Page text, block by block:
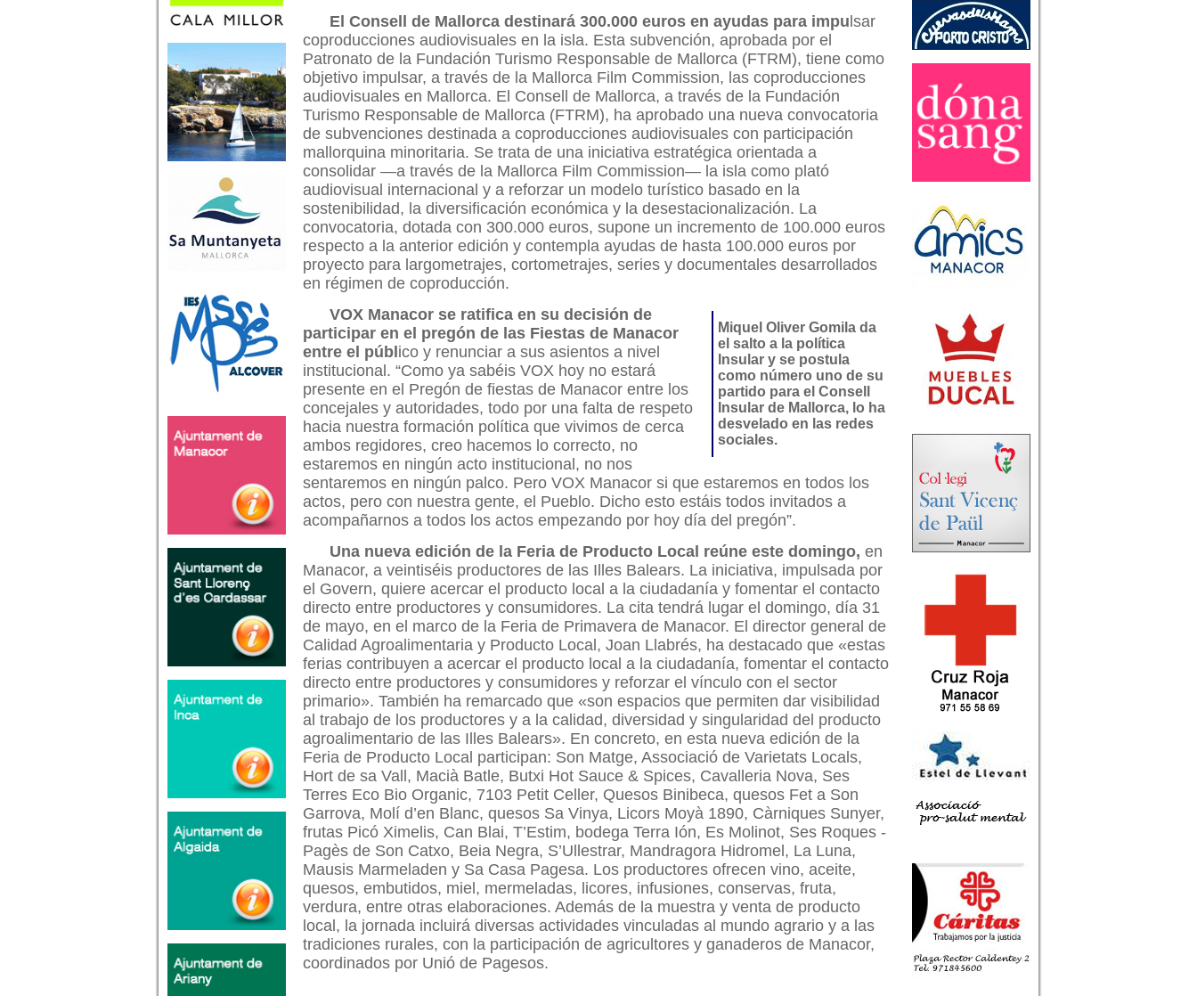
El Consell de Mallorca destinará 300.000 euros en ayudas para impu lsar
coproducciones audiovisuales en la isla. Esta subvención, aprobada por el
Patronato de la Fundación Turismo Responsable de Mallorca (FTRM), tiene como
objetivo impulsar, a través de la Mallorca Film Commission, las coproducciones
audiovisuales en Mallorca. El Consell de Mallorca, a través de la Fundación
Turismo Responsable de Mallorca (FTRM), ha aprobado una nueva convocatoria
de subvenciones destinada a coproducciones audiovisuales con participación
mallorquina minoritaria. Se trata de una iniciativa estratégica orientada a
consolidar —a través de la Mallorca Film Commission— la isla como plató
audiovisual internacional y a reforzar un modelo turístico basado en la
sostenibilidad, la diversificación económica y la desestacionalización. La
convocatoria, dotada con 300.000 euros, supone un incremento de 100.000 euros
respecto a la anterior edición y contempla ayudas de hasta 100.000 euros por
proyecto para largometrajes, cortometrajes, series y documentales desarrollados
en régimen de coproducción.
Miquel Oliver Gomila da
el salto a la política
Insular y se postula
como número uno de su
partido para el Consell
Insular de Mallorca, lo ha
desvelado en las redes
sociales.
VOX Manacor se ratifica en su decisión de
participar en el pregón de las Fiestas de Manacor
entre el públ ico y renunciar a sus asientos a nivel
institucional. “Como ya sabéis VOX hoy no estará
presente en el Pregón de fiestas de Manacor entre los
concejales y autoridades, todo por una falta de respeto
hacia nuestra formación política que vivimos de cerca
ambos regidores, creo hacemos lo correcto, no
estaremos en ningún acto institucional, no nos
sentaremos en ningún palco. Pero VOX Manacor si que estaremos en todos los
actos, pero con nuestra gente, el Pueblo. Dicho esto estáis todos invitados a
acompañarnos a todos los actos empezando por hoy día del pregón”.
Una nueva edición de la Feria de Producto Local reúne este domingo, en
Manacor, a veintiséis productores de las Illes Balears. La iniciativa, impulsada por
el Govern, quiere acercar el producto local a la ciudadanía y fomentar el contacto
directo entre productores y consumidores. La cita tendrá lugar el domingo, día 31
de mayo, en el marco de la Feria de Primavera de Manacor. El director general de
Calidad Agroalimentaria y Producto Local, Joan Llabrés, ha destacado que «estas
ferias contribuyen a acercar el producto local a la ciudadanía, fomentar el contacto
directo entre productores y consumidores y reforzar el vínculo con el sector
primario». También ha remarcado que «son espacios que permiten dar visibilidad
al trabajo de los productores y a la calidad, diversidad y singularidad del producto
agroalimentario de las Illes Balears». En concreto, en esta nueva edición de la
Feria de Producto Local participan: Son Matge, Associació de Varietats Locals,
Hort de sa Vall, Macià Batle, Butxi Hot Sauce & Spices, Cavalleria Nova, Ses
Terres Eco Bio Organic, 7103 Petit Celler, Quesos Binibeca, quesos Fet a Son
Garrova, Molí d’en Blanc, quesos Sa Vinya, Licors Moyà 1890, Càrniques Sunyer,
frutas Picó Ximelis, Can Blai, T’Estim, bodega Terra Ión, Es Molinot, Ses Roques -
Pagès de Son Catxo, Beia Negra, S’Ullestrar, Mandragora Hidromel, La Luna,
Mausis Marmeladen y Sa Casa Pagesa. Los productores ofrecen vino, aceite,
quesos, embutidos, miel, mermeladas, licores, infusiones, conservas, fruta,
verdura, entre otras elaboraciones. Además de la muestra y venta de producto
local, la jornada incluirá diversas actividades vinculadas al mundo agrario y a las
tradiciones rurales, con la participación de agricultores y ganaderos de Manacor,
coordinados por Unió de Pagesos.